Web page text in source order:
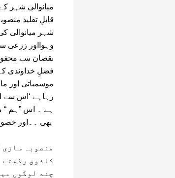
میانوالی شہر
قابلِ تقلید
شہر میانوالی
وہوااور زرعی
نقصان سے
فضلِ خداوندی
موسمیاتی اور
رہاہے ‘اس سے
ہے ۔ اس ”ہم “
منصوبہ سازی
کاذوق
چند لوگوں